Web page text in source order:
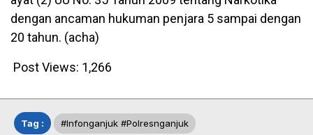
dengan ancaman hukuman penjara 5 sampai dengan
20 tahun. (acha)
Post Views: 1,266
Tag : #infonganjuk #polresnganjuk